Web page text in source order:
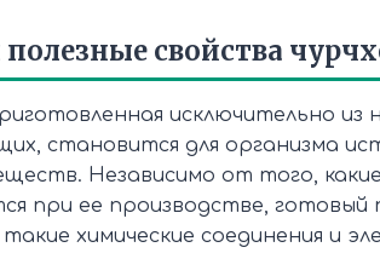
полезные свойства
исключительно из
становится для организма
Независимо от того,
при ее производстве,
химические соединения и